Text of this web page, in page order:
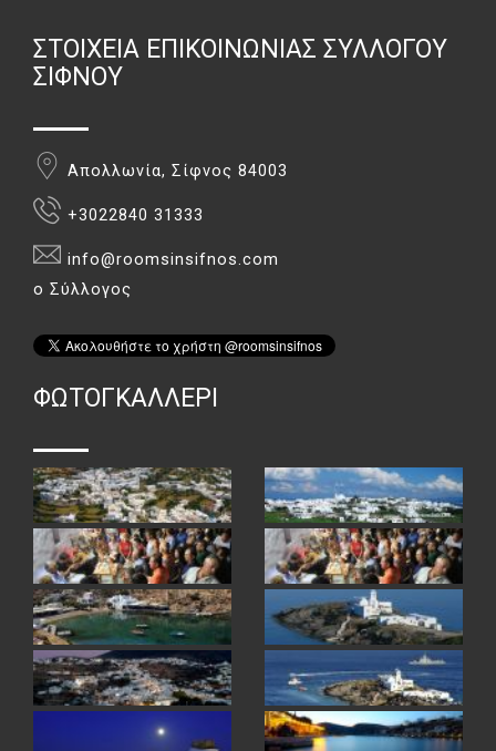
ΣΤΟΙΧΕΊΑ ΕΠΙΚΟΙΝΩΝΊΑΣ ΣΥΛΛΌΓΟΥ
ΣΊΦΝΟΥ
Απολλωνία, Σίφνος 84003
+3022840 31333
info@roomsinsifnos.com
ο Σύλλογος
ΦΏΤΟΓΚΑΛΛΕΡΙ